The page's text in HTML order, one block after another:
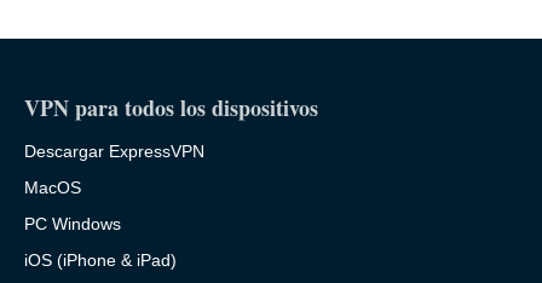
VPN para todos los dispositivos
Descargar ExpressVPN
MacOS
PC Windows
iOS (iPhone & iPad)